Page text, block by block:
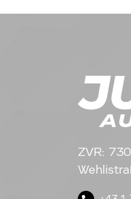
ZVR: